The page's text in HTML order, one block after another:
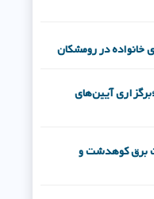
آیین‌های
برق کوهدشت و